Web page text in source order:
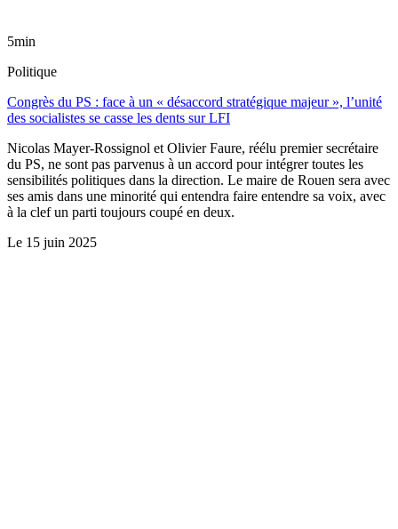
5min
Politique
Congrès du PS : face à un « désaccord stratégique majeur », l’unité
des socialistes se casse les dents sur LFI
Nicolas Mayer-Rossignol et Olivier Faure, réélu premier secrétaire
du PS, ne sont pas parvenus à un accord pour intégrer toutes les
sensibilités politiques dans la direction. Le maire de Rouen sera avec
ses amis dans une minorité qui entendra faire entendre sa voix, avec
à la clef un parti toujours coupé en deux.
Le 15 juin 2025